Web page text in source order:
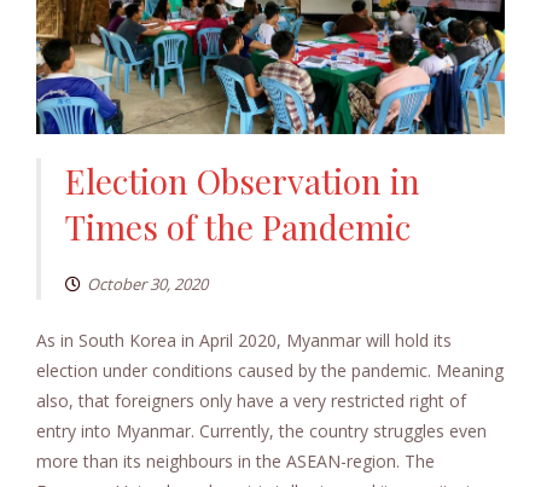
Election Observation in
Times of the Pandemic
October 30, 2020
As in South Korea in April 2020, Myanmar will hold its
election under conditions caused by the pandemic. Meaning
also, that foreigners only have a very restricted right of
entry into Myanmar. Currently, the country struggles even
more than its neighbours in the ASEAN-region. The